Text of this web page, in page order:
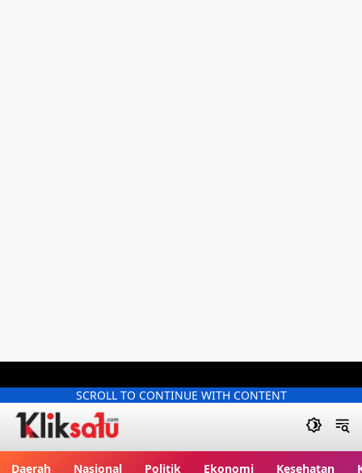
SCROLL TO CONTINUE WITH CONTENT
Daerah Nasional Politik Ekonomi Kesehatan